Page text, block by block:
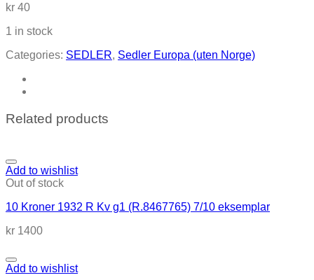
kr 40
1 in stock
Categories: SEDLER, Sedler Europa (uten Norge)
Related products
Add to wishlist
Out of stock
10 Kroner 1932 R Kv g1 (R.8467765) 7/10 eksemplar
kr 1400
Add to wishlist